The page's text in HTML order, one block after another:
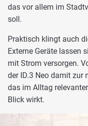
das vor allem im
soll.
Praktisch klingt auch
Externe Geräte lassen
mit Strom versorgen.
der ID.3 Neo damit zur
das im Alltag
Blick wirkt.